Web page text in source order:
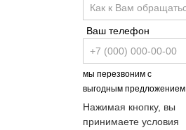
Ваш телефон
мы перезвоним с
выгодным предложением
Нажимая кнопку, вы
принимаете условия